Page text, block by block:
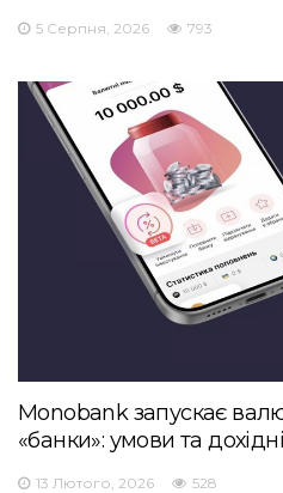
5 Серпня, 2026 793
Monobank запускає
«банки»: умови та
13 Лютого, 2026 528